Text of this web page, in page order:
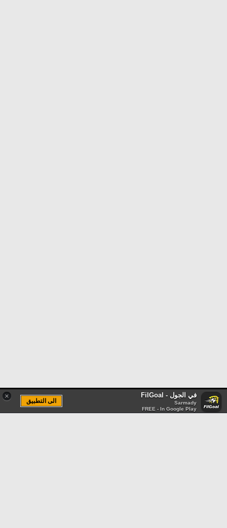
× في الجول - FilGoal
Sarmady
FREE - In Google Play
الى التطبيق